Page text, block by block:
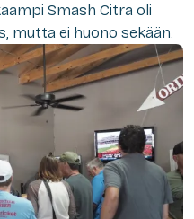
Smash Citra oli
mutta ei huono sekään.